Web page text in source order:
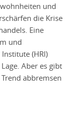
und
die Krise
Eine
und
(HRI)
Aber es gibt
abbremsen